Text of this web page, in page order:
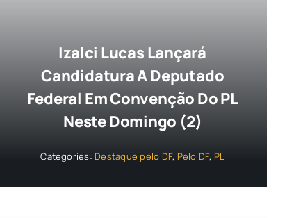
Izalci Lucas Lançará
Candidatura A Deputado
Federal Em Convenção Do PL
Neste Domingo (2)
Categories: Destaque pelo DF, Pelo DF, PL